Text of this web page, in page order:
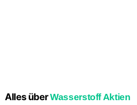
Alles überWasserstoff Aktien